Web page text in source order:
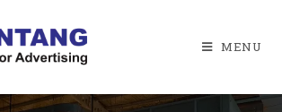
MENU